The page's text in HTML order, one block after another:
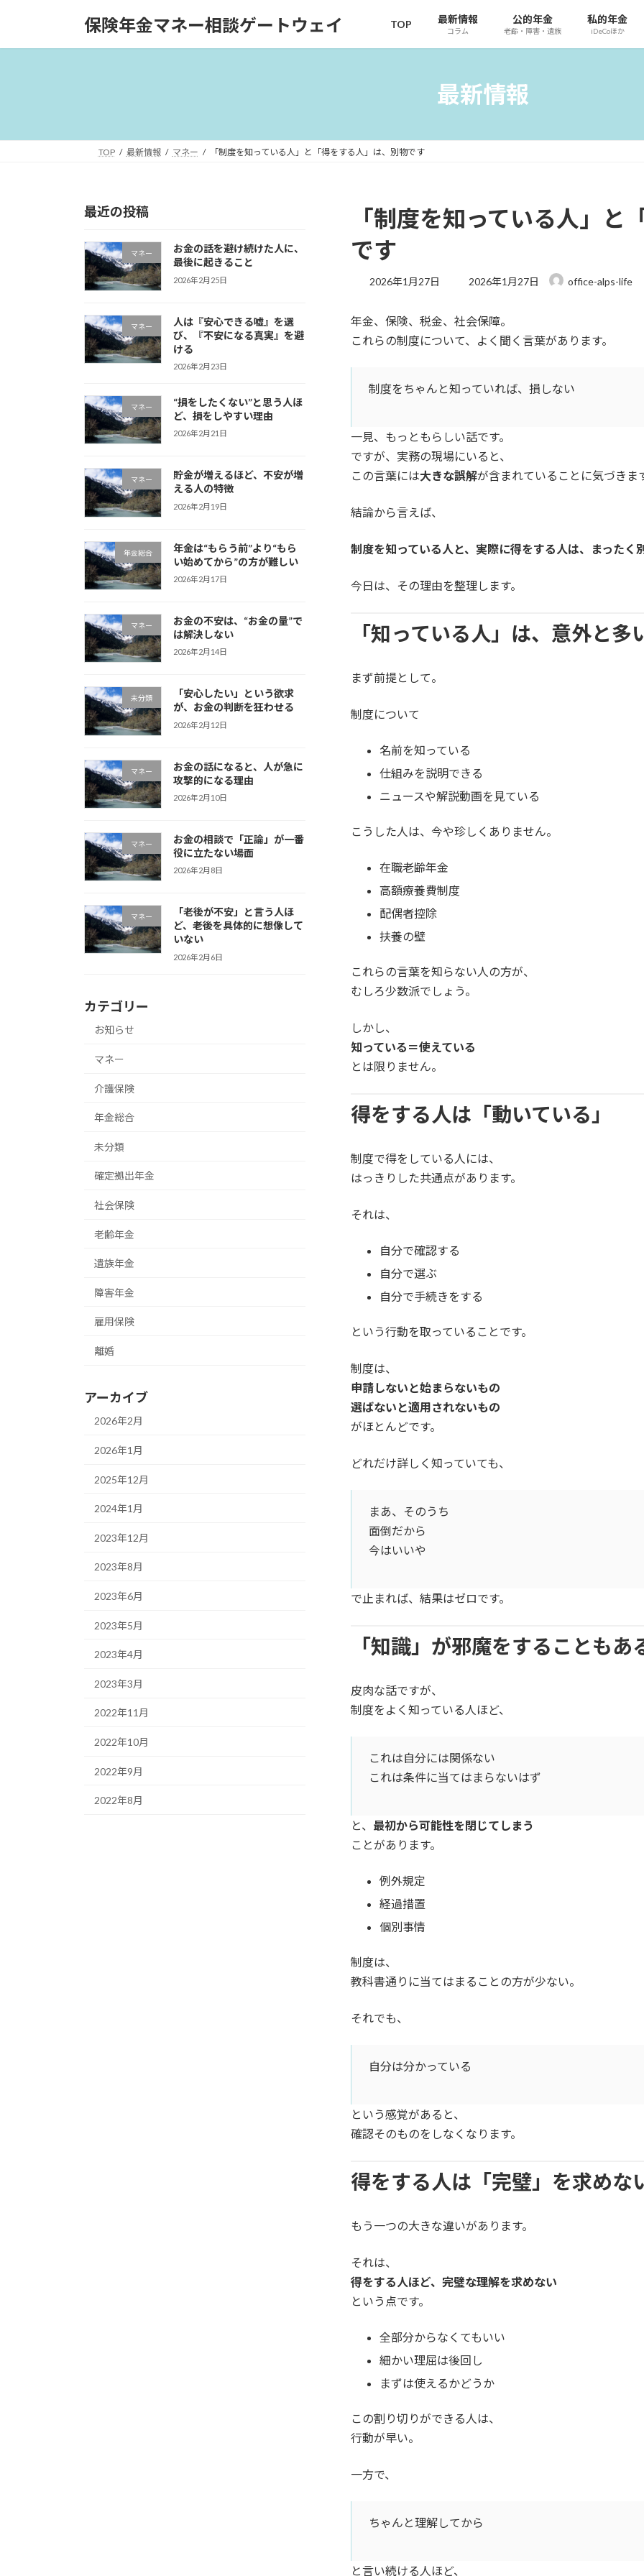
保険年金マネー相談ゲートウェイ TOP 最新情報
コラム
公的年金
老齢・障害・遺族
私的年金
iDeCoほか
最新情報
TOP 最新情報 マネー 「制度を知っている人」と「得をする人」は、別物です
「制度を知っている人」と
です
2026年1月27日
最
新
2026年1月27日 office-alps-life
年金、保険、税金、社会保障。
これらの制度について、よく聞く言葉があります。
制度をちゃんと知っていれば、損しない
一見、もっともらしい話です。
ですが、実務の現場にいると、
この言葉には大きな誤解が含まれていることに気づきま
結論から言えば、
制度を知っている人と、実際に得をする人は、まったく
今日は、その理由を整理します。
「知っている人」は、意外と多
まず前提として。
制度について
名前を知っている
仕組みを説明できる
ニュースや解説動画を見ている
こうした人は、今や珍しくありません。
在職老齢年金
高額療養費制度
配偶者控除
扶養の壁
これらの言葉を知らない人の方が、
むしろ少数派でしょう。
しかし、
知っている＝使えている
とは限りません。
得をする人は「動いている」
制度で得をしている人には、
はっきりした共通点があります。
それは、
自分で確認する
自分で選ぶ
自分で手続きをする
という行動を取っていることです。
制度は、
申請しないと始まらないもの
選ばないと適用されないもの
がほとんどです。
どれだけ詳しく知っていても、
まあ、そのうち
面倒だから
今はいいや
で止まれば、結果はゼロです。
「知識」が邪魔をすることもあ
皮肉な話ですが、
制度をよく知っている人ほど、
これは自分には関係ない
これは条件に当てはまらないはず
と、 最初から可能性を閉じてしまう
ことがあります。
例外規定
経過措置
個別事情
制度は、
教科書通りに当てはまることの方が少ない。
それでも、
自分は分かっている
という感覚があると、
確認そのものをしなくなります。
得をする人は「完璧」を求めな
もう一つの大きな違いがあります。
それは、
得をする人ほど、完璧な理解を求めない
という点です。
全部分からなくてもいい
細かい理屈は後回し
まずは使えるかどうか
この割り切りができる人は、
行動が早い。
一方で、
ちゃんと理解してから
と言い続ける人ほど、
最近の投稿
マネー
お金の話を避け続けた人に、
最後に起きること
2026年2月25日
マネー
人は『安心できる嘘』を選
び、『不安になる真実』を避
ける
2026年2月23日
マネー
“損をしたくない”と思う人ほ
ど、損をしやすい理由
2026年2月21日
マネー
貯金が増えるほど、不安が増
える人の特徴
2026年2月19日
年金総合
年金は“もらう前”より“もら
い始めてから”の方が難しい
2026年2月17日
マネー
お金の不安は、“お金の量”で
は解決しない
2026年2月14日
未分類
「安心したい」という欲求
が、お金の判断を狂わせる
2026年2月12日
マネー
お金の話になると、人が急に
攻撃的になる理由
2026年2月10日
マネー
お金の相談で「正論」が一番
役に立たない場面
2026年2月8日
マネー
「老後が不安」と言う人ほ
ど、老後を具体的に想像して
いない
2026年2月6日
カテゴリー
お知らせ
マネー
介護保険
年金総合
未分類
確定拠出年金
社会保険
老齢年金
遺族年金
障害年金
雇用保険
離婚
アーカイブ
2026年2月
2026年1月
2025年12月
2024年1月
2023年12月
2023年8月
2023年6月
2023年5月
2023年4月
2023年3月
2022年11月
2022年10月
2022年9月
2022年8月